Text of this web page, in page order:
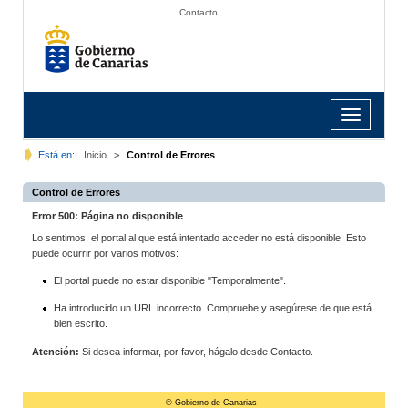
Contacto
Toggle
navigation
Está en: Inicio > Control de Errores
Control de Errores
Error 500: Página no disponible
Lo sentimos, el portal al que está intentado acceder no está disponible. Esto
puede ocurrir por varios motivos:
El portal puede no estar disponible "Temporalmente".
Ha introducido un URL incorrecto. Compruebe y asegúrese de que está
bien escrito.
Atención: Si desea informar, por favor, hágalo desde Contacto.
© Gobierno de Canarias